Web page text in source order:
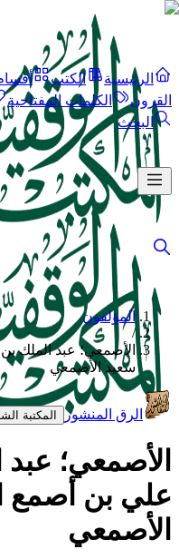
الرئيسية الكتب
القرون
الكلمات المفتاحية
البحث
المؤلفون
/
الأصمعي؛ عبد الملك
سعيد الأصمعي
الرق المنشور المكتبة
الأصمعي؛
علي بن أصمع
الأصمعي